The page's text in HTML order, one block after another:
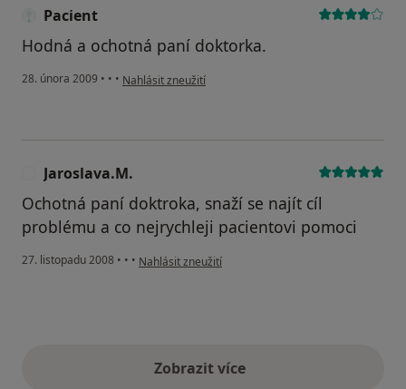
Pacient
Hodná a ochotná paní doktorka.
28. února 2009 • • • podle názoru uživatele Pacient
Nahlásit zneužití
Jaroslava.M.
Ochotná paní doktroka, snaží se najít cíl
problému a co nejrychleji pacientovi pomoci
27. listopadu 2008 • • • podle názoru uživatele Jaroslava.M.
Nahlásit zneužití
Zobrazit vícevýše uvedené názory